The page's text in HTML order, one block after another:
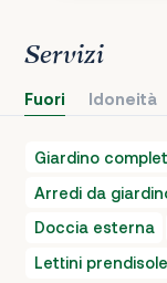
Servizi
Fuori Idoneità
Giardino
Arredi da
Doccia esterna
Lettini